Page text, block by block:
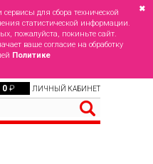
для сбора технической
статистической информации.
пожалуйста, покиньте сайт.
ваше согласие на обработку
Политике
✖
0 ₽ ЛИЧНЫЙ КАБИНЕТ